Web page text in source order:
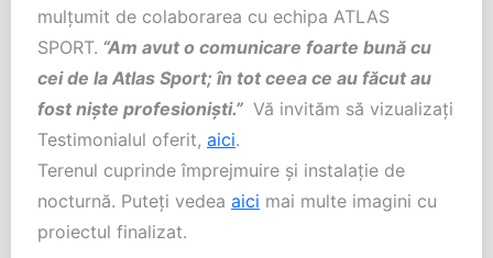
mulțumit de colaborarea cu echipa ATLAS
SPORT. “Am avut o comunicare foarte bună cu
cei de la Atlas Sport; în tot ceea ce au făcut au
fost niște profesioniști.” Vă invităm să vizualizați
Testimonialul oferit, aici.
Terenul cuprinde împrejmuire și instalație de
nocturnă. Puteți vedea aici mai multe imagini cu
proiectul finalizat.